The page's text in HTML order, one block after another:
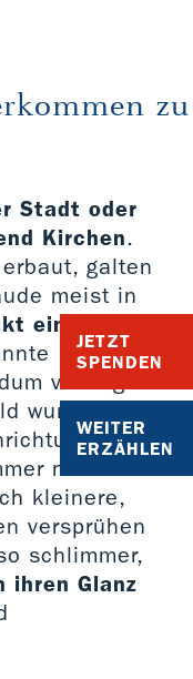
JETZT
SPENDEN
WEITER
ERZÄHLEN
zu
Stadt oder
Kirchen.
galten
meist in
eines Dorfes
„Haus
vorzeigbares
wurde in die
nur auf die
kleinere,
versprühen
schlimmer,
ihren Glanz